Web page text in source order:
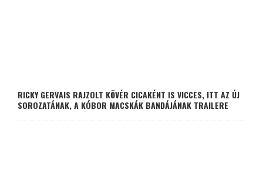
RICKY GERVAIS RAJZOLT KÖVÉR CICAKÉNT IS VICCES, ITT AZ ÚJ
SOROZATÁNAK, A KÓBOR MACSKÁK BANDÁJÁNAK TRAILERE